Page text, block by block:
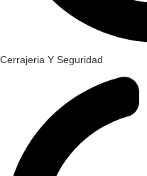
Cerrajeria Y Seguridad